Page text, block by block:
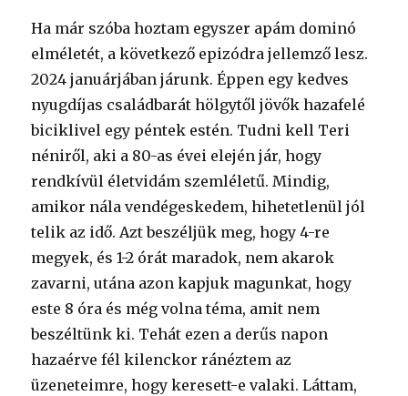
Ha már szóba hoztam egyszer apám dominó
elméletét, a következő epizódra jellemző lesz.
2024 januárjában járunk. Éppen egy kedves
nyugdíjas családbarát hölgytől jövők hazafelé
biciklivel egy péntek estén. Tudni kell Teri
néniről, aki a 80-as évei elején jár, hogy
rendkívül életvidám szemléletű. Mindig,
amikor nála vendégeskedem, hihetetlenül jól
telik az idő. Azt beszéljük meg, hogy 4-re
megyek, és 1-2 órát maradok, nem akarok
zavarni, utána azon kapjuk magunkat, hogy
este 8 óra és még volna téma, amit nem
beszéltünk ki. Tehát ezen a derűs napon
hazaérve fél kilenckor ránéztem az
üzeneteimre, hogy keresett-e valaki. Láttam,